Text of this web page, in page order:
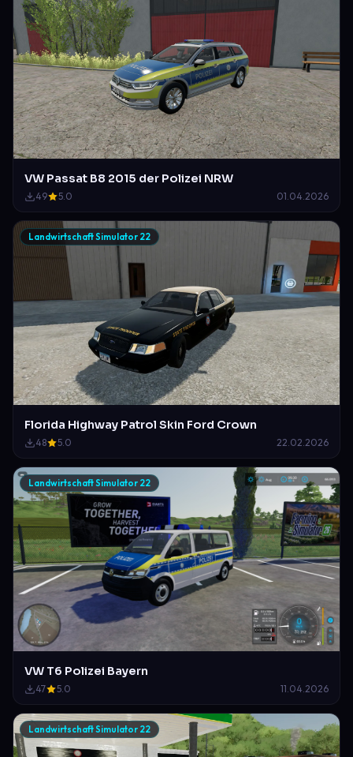
VW Passat B8 2015 der Polizei NRW
49 5.0 01.04.2026
Landwirtschaft Simulator 22
Florida Highway Patrol Skin Ford Crown
48 5.0 22.02.2026
Landwirtschaft Simulator 22
VW T6 Polizei Bayern
47 5.0 11.04.2026
Landwirtschaft Simulator 22